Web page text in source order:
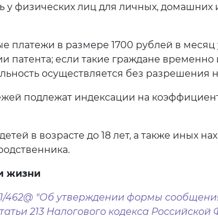
физических лиц для личных,
платежи в размере 1700 рублей в
патента; если такие граждане
осуществляется без разрешения
подлежат индексации на
в возрасте до 18 лет, а также иных
жизни
462@ "Об утверждении формы
213 Налогового кодекса